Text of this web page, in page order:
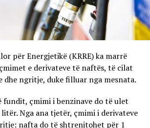
për Energjetikë (KRRE) ka marrë
e derivateve të naftës, të cilat
dhe ngritje, duke filluar nga mesnata.
fundit, çmimi i benzinave do të ulet
Nga ana tjetër, çmimi i derivateve
nafta do të shtrenjtohet për 1